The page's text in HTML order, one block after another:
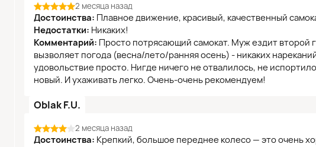
2 месяца назад
Достоинства: Плавное движение, красивый, качественный
Недостатки: Никаких!
Комментарий: Просто потрясающий самокат. Муж ездит второй
вызволяет погода (весна/лето/ранняя осень) - никаких
удовольствие просто. Нигде ничего не отвалилось, не
новый. И ухаживать легко. Очень-очень рекомендуем!
Oblak F.U.
2 месяца назад
Достоинства: Крепкий, большое переднее колесо — это очень